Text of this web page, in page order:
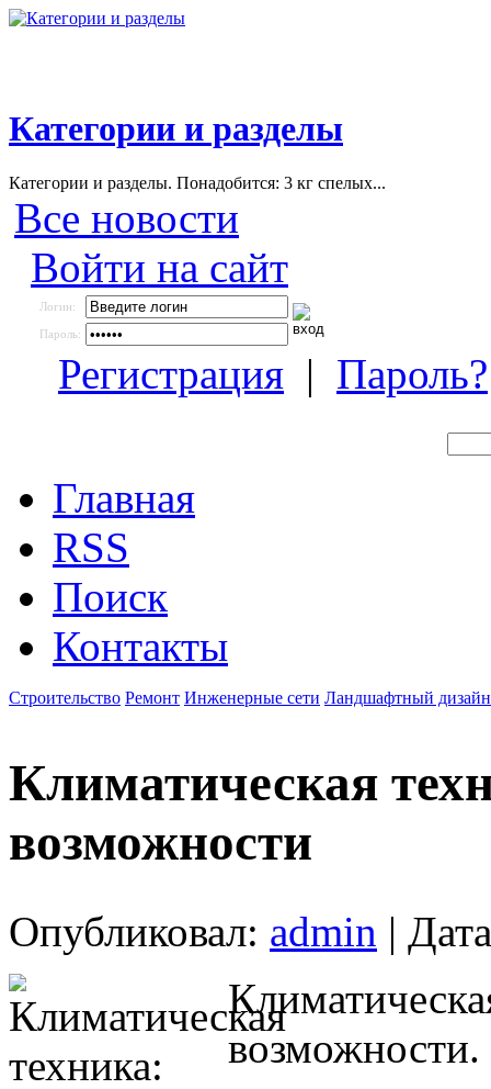
Категории и разделы
Категории и разделы. Понадобится: 3 кг спелых...
Все новости
Войти на сайт
Логин:
Пароль:
Регистрация | Пароль?
Главная
RSS
Поиск
Контакты
Строительство Ремонт Инженерные сети Ландшафтный дизайн
Климатическая
возможности
Опубликовал: admin |
возможности.